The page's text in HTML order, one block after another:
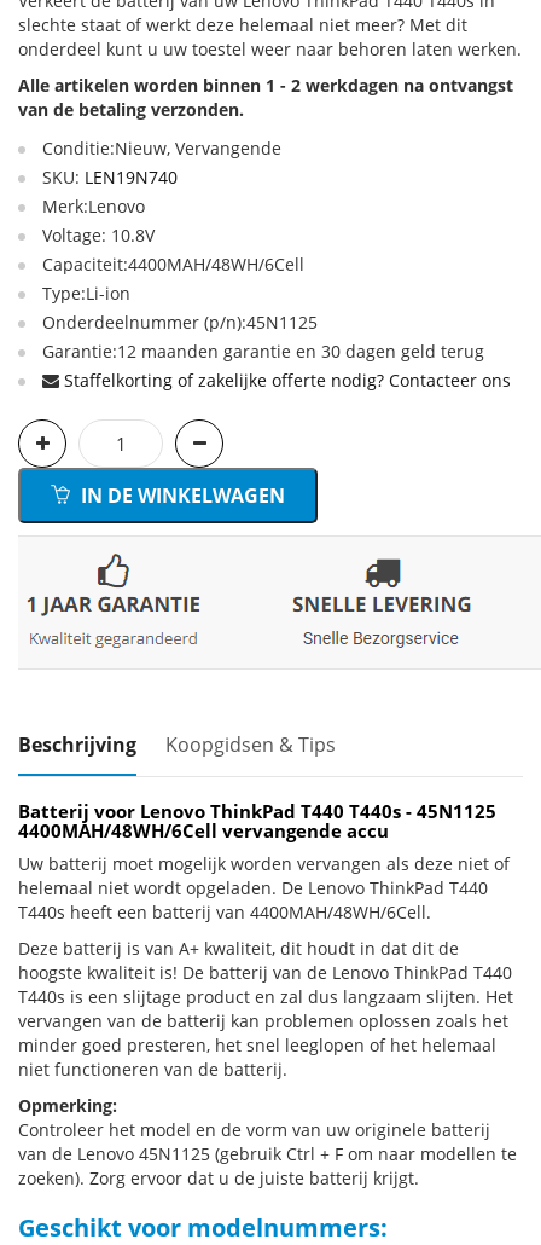
slechte staat of werkt deze helemaal niet meer? Met dit
onderdeel kunt u uw toestel weer naar behoren laten werken.
Alle artikelen worden binnen 1 - 2 werkdagen na ontvangst
van de betaling verzonden.
Conditie:Nieuw, Vervangende
SKU: LEN19N740
Merk:Lenovo
Voltage: 10.8V
Capaciteit:4400MAH/48WH/6Cell
Type:Li-ion
Onderdeelnummer (p/n):45N1125
Garantie:12 maanden garantie en 30 dagen geld terug
Staffelkorting of zakelijke offerte nodig? Contacteer ons
IN DE WINKELWAGEN
Beschrijving Koopgidsen & Tips
Batterij voor Lenovo ThinkPad T440 T440s - 45N1125
4400MAH/48WH/6Cell vervangende accu
Uw batterij moet mogelijk worden vervangen als deze niet of
helemaal niet wordt opgeladen. De Lenovo ThinkPad T440
T440s heeft een batterij van 4400MAH/48WH/6Cell.
Deze batterij is van A+ kwaliteit, dit houdt in dat dit de
hoogste kwaliteit is! De batterij van de Lenovo ThinkPad T440
T440s is een slijtage product en zal dus langzaam slijten. Het
vervangen van de batterij kan problemen oplossen zoals het
minder goed presteren, het snel leeglopen of het helemaal
niet functioneren van de batterij.
Opmerking:
Controleer het model en de vorm van uw originele batterij
van de Lenovo 45N1125 (gebruik Ctrl + F om naar modellen te
zoeken). Zorg ervoor dat u de juiste batterij krijgt.
Geschikt voor modelnummers: